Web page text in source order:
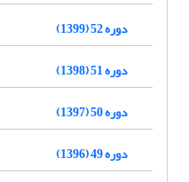
دوره 52 (1399)
دوره 51 (1398)
دوره 50 (1397)
دوره 49 (1396)